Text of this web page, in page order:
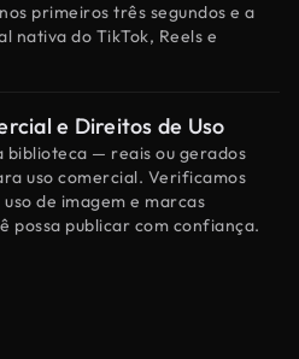
primeiros três segundos e a
nativa do TikTok, Reels e
e Direitos de Uso
biblioteca — reais ou gerados
uso comercial. Verificamos
de imagem e marcas
possa publicar com confiança.